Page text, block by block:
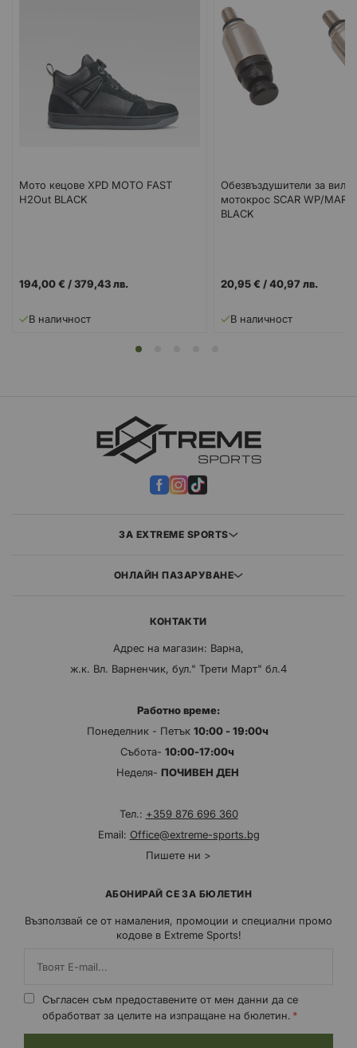
Мото кецове XPD MOTO FAST
H2Out BLACK
194,00 € /379,43 лв.
В наличност
Обезвъздушители за
мотокрос SCAR WP/MAR
BLACK
20,95 € /40,97 лв.
В наличност
ЗА EXTREME SPORTS
ОНЛАЙН ПАЗАРУВАНЕ
КОНТАКТИ
Адрес на магазин: Варна,
ж.к. Вл. Варненчик, бул." Трети Март" бл.4
Работно време:
Понеделник - Петък 10:00 - 19:00ч
Събота- 10:00-17:00ч
Неделя- ПОЧИВЕН ДЕН
Тел.: +359 876 696 360
Email: Office@extreme-sports.bg
Пишете ни >
АБОНИРАЙ СЕ ЗА БЮЛЕТИН
Възползвай се от намаления, промоции и специални промо
кодове в Extreme Sports!
Съгласен съм предоставените от мен данни да се
обработват за целите на изпращане на бюлетин.